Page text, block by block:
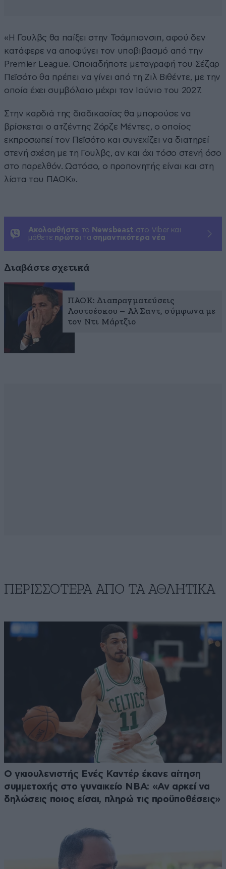
«Η Γουλβς θα παίξει στην Τσάμπιονσιπ, αφού δεν
κατάφερε να αποφύγει τον υποβιβασμό από την
Premier League. Οποιαδήποτε μεταγραφή του Σέζαρ
Πεϊσότο θα πρέπει να γίνει από τη Ζιλ Βιθέντε, με την
οποία έχει συμβόλαιο μέχρι τον Ιούνιο του 2027.
Στην καρδιά της διαδικασίας θα μπορούσε να
βρίσκεται ο ατζέντης Ζόρζε Μέντες, ο οποίος
εκπροσωπεί τον Πεϊσότο και συνεχίζει να διατηρεί
στενή σχέση με τη Γουλβς, αν και όχι τόσο στενή όσο
στο παρελθόν. Ωστόσο, ο προπονητής είναι και στη
λίστα του ΠΑΟΚ».
Ακολουθήστε το Newsbeast στο Viber και
μάθετε πρώτοι τα σημαντικότερα νέα
Διαβάστε σχετικά
ΠΑΟΚ: Διαπραγματεύσεις
Λουτσέσκου – Αλ Σαντ, σύμφωνα με
τον Ντι Μάρτζιο
ΠΕΡΙΣΣΟΤΕΡΑ ΑΠΟ ΤA ΑΘΛΗΤΙΚΑ
Ο γκιουλενιστής Ενές Καντέρ έκανε αίτηση
συμμετοχής στο γυναικείο ΝΒΑ: «Αν αρκεί να
δηλώσεις ποιος είσαι, πληρώ τις προϋποθέσεις»